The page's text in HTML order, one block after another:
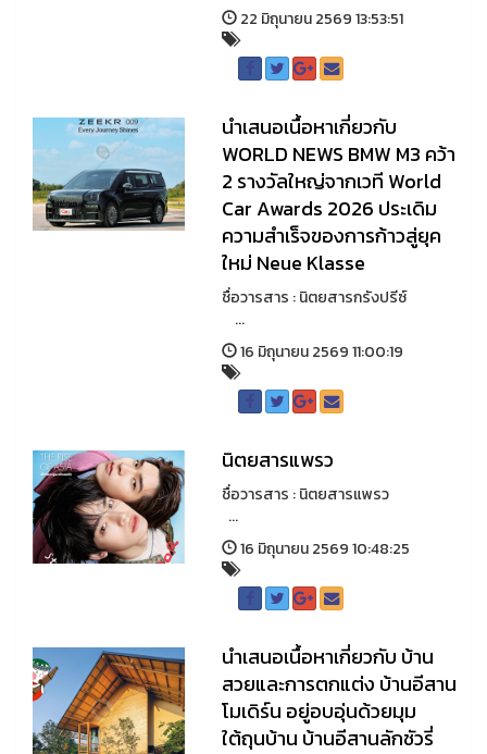
22 มิถุนายน 2569 13:53:51
นำเสนอเนื้อหาเกี่ยวกับ
WORLD NEWS BMW M3 คว้า
2 รางวัลใหญ่จากเวที World
Car Awards 2026 ประเดิม
ความสำเร็จของการก้าวสู่ยุค
ใหม่ Neue Klasse
ชื่อวารสาร : นิตยสารกรังปรีซ์
...
16 มิถุนายน 2569 11:00:19
นิตยสารแพรว
ชื่อวารสาร : นิตยสารแพรว
...
16 มิถุนายน 2569 10:48:25
นำเสนอเนื้อหาเกี่ยวกับ บ้าน
สวยและการตกแต่ง บ้านอีสาน
โมเดิร์น อยู่อบอุ่นด้วยมุม
ใต้ถุนบ้าน บ้านอีสานลักชัวรี่